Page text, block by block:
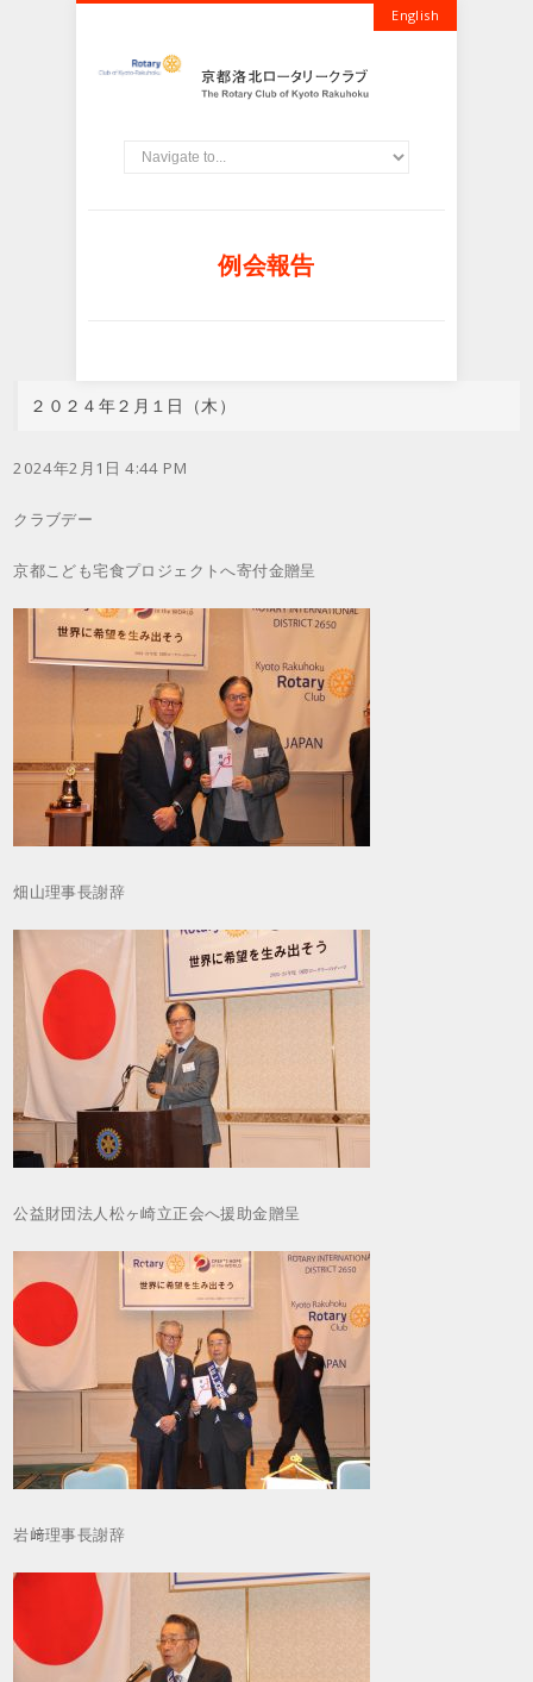
English
例会報告
２０２４年２月１日（木）
2024年2月1日 4:44 PM
クラブデー
京都こども宅食プロジェクトへ寄付金贈呈
畑山理事長謝辞
公益財団法人松ヶ崎立正会へ援助金贈呈
岩﨑理事長謝辞